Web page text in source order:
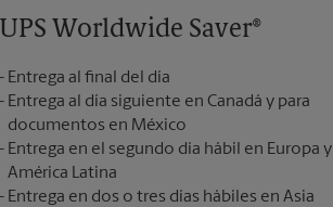
UPS Worldwide Saver®
Entrega al final del día
Entrega al día siguiente en Canadá y para
documentos en México
Entrega en el segundo día hábil en Europa y
América Latina
Entrega en dos o tres días hábiles en Asia